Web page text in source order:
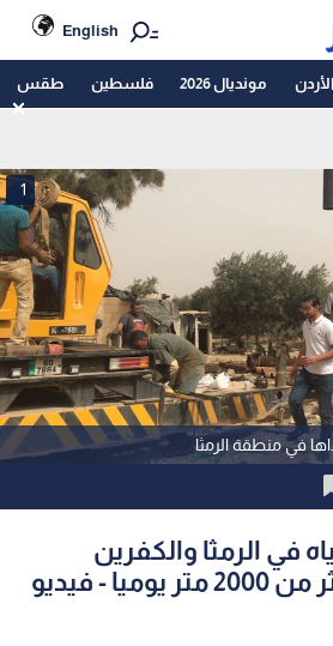
English
الأردن مونديال 2026 فلسطين طقس
في منطقة الرمثا
1
الرمثا والكفرين
- فيديو